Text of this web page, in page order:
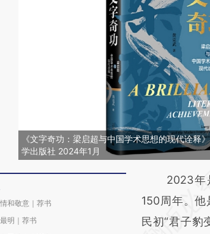
《文字奇功：梁启超与中国学术思想的现代诠释
学出版社 2024年1月
和敬意｜荐书
明｜荐书
请务必在总
AI基
[https://
2023年是
150周年。
民初“君子